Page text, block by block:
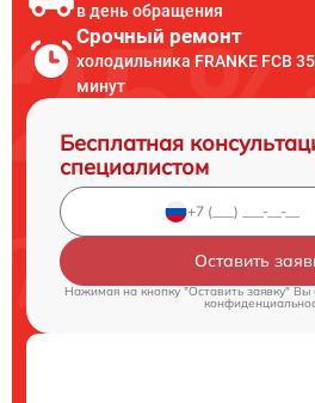
в день обращения
Срочный ремонт
холодильника FRANKE FCB
минут
Бесплатная
специалистом
Оставить
Нажимая на кнопку "Оставить заявку" Вы